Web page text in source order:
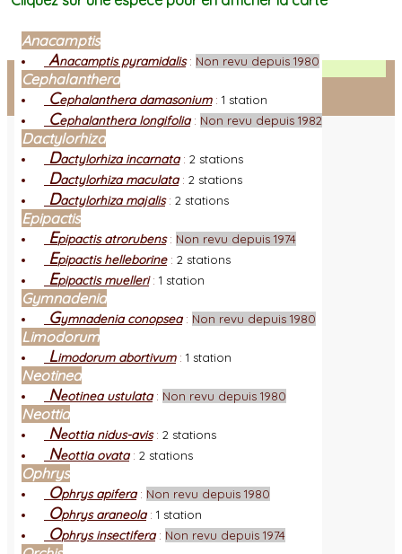
Facebook
Connexion adhérent
Anacamptis
Anacamptis pyramidalis: Non revu depuis 1980
Cephalanthera
Cephalanthera damasonium: 1 station
Cephalanthera longifolia: Non revu depuis 1982
Dactylorhiza
Dactylorhiza incarnata: 2 stations
Dactylorhiza maculata: 2 stations
Dactylorhiza majalis: 2 stations
Epipactis
Epipactis atrorubens: Non revu depuis 1974
Epipactis helleborine: 2 stations
Epipactis muelleri: 1 station
Gymnadenia
Gymnadenia conopsea: Non revu depuis 1980
Limodorum
Limodorum abortivum: 1 station
Neotinea
Neotinea ustulata: Non revu depuis 1980
Neottia
Neottia nidus-avis: 2 stations
Neottia ovata: 2 stations
Ophrys
Ophrys apifera: Non revu depuis 1980
Ophrys araneola: 1 station
Ophrys insectifera: Non revu depuis 1974